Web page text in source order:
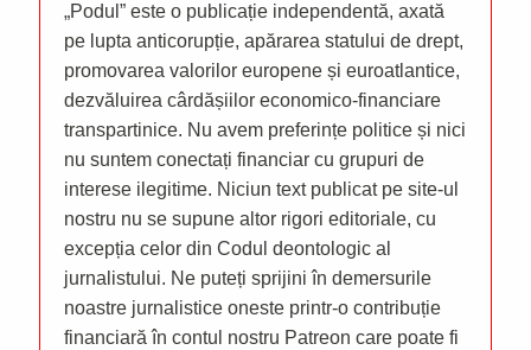
„Podul” este o publicație independentă, axată
pe lupta anticorupție, apărarea statului de drept,
promovarea valorilor europene și euroatlantice,
dezvăluirea cârdășiilor economico-financiare
transpartinice. Nu avem preferințe politice și nici
nu suntem conectați financiar cu grupuri de
interese ilegitime. Niciun text publicat pe site-ul
nostru nu se supune altor rigori editoriale, cu
excepția celor din Codul deontologic al
jurnalistului. Ne puteți sprijini în demersurile
noastre jurnalistice oneste printr-o contribuție
financiară în contul nostru Patreon care poate fi